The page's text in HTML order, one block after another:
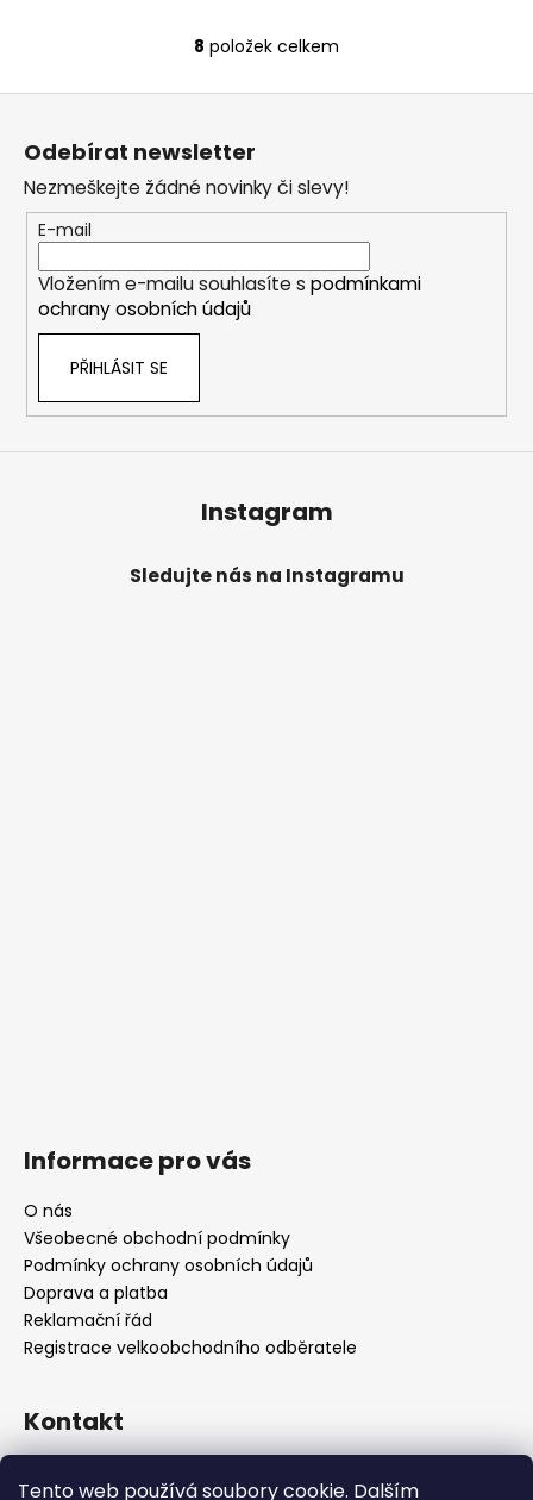
Tento web používá soubory cookie. Dalším
O
v
a
c
í
p
r
ý
p
s
u
8 položek celkem
Odebírat newsletter
Nezmeškejte žádné novinky či slevy!
E-mail
Vložením e-mailu souhlasíte s podmínkami
ochrany osobních údajů
PŘIHLÁSIT SE
Instagram
Sledujte nás na Instagramu
Informace pro vás
O nás
Všeobecné obchodní podmínky
Podmínky ochrany osobních údajů
Doprava a platba
Reklamační řád
Registrace velkoobchodního odběratele
Kontakt